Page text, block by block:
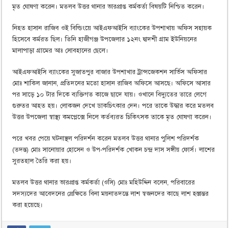
মৃত ঘোষণা করেন। মতলব উত্তর থানার ভারপ্রাপ্ত কর্মকর্তা বিষয়টি নিশ্চিত করেন।
নিহত হাসান রাজিব ওই বিল্ডিংয়ে আইএফআইসি ব্যাংকের উপশাখায় অফিস সহায়ক
হিসেবে কর্মরত ছিল। তিনি হাজীগঞ্জ উপজেলার ১২নং দ্বাদশী গ্রাম ইউনিয়নের
মালাপাড়া গ্রামের আঃ সোবহানের ছেলে।
আইএফআইসি ব্যাংকের সুজাতপুর বাজার উপশাখার ট্রান্সজেকশন সার্ভিস অফিসার
মোঃ শাকিল জানান, প্রতিদনের মতো হাসান রাজিব অফিসে আসছে। অফিসে আসার
পর সাড়ে ১০ টার দিকে ব্যক্তিগত কাজে ছাদে যায়। ওখানে বিদ্যুতের তারে লেগে
গুরুতর আহত হয়। লোকজন দেখে ডাকচিৎকার দেন। পরে তাকে উদ্ধার করে মতলব
উত্তর উপজেলা স্বাস্থ্য কমপ্লেক্সে নিলে কর্তব্যরত চিকিৎসক তাকে মৃত ঘোষণা করেন।
পরে খবর পেয়ে ঘটনাস্থল পরিদর্শন করেন মতলব উত্তর থানার পুলিশ পরিদর্শক
(তদন্ত) মোঃ সানোয়ার হোসেন ও উপ-পরিদর্শক খোকন চন্দ্র দাস সঙ্গীয় ফোর্স। লাশের
সুরতহাল তৈরি করা হয়।
মতলব উত্তর থানার ভারপ্রাপ্ত কর্মকর্তা (ওসি) মোঃ মহিউদ্দিন বলেন, পরিবারের
সদস্যদের আবেদনের প্রেক্ষিতে বিনা ময়নাতদন্তে লাশ স্বজনদের কাছে লাশ হস্তান্তর
করা হয়েছে।